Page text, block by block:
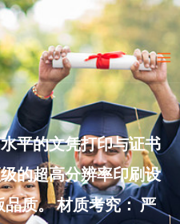
平的文凭打印与证书
的超高分辨率印刷设
质。 材质考究： 严